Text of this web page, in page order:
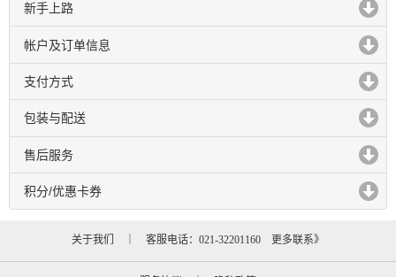
新手上路
click to expand contents
帐户及订单信息
click to expand contents
支付方式
click to expand contents
包装与配送
click to expand contents
售后服务
click to expand contents
积分/优惠卡券
click to expand contents
关于我们 ｜ 客服电话：021-32201160 更多联系》